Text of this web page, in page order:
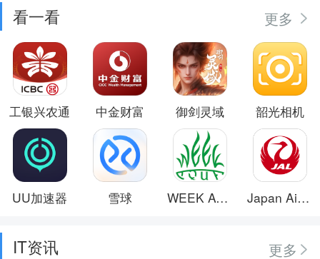
看一看 更多
工银兴农通 中金财富 御剑灵域 韶光相机
UU加速器 雪球 WEEK AQUA Japan Airlines
IT资讯
更多